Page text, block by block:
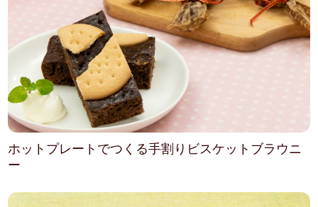
ホットプレートでつくる手割りビスケットブラウニ
ー